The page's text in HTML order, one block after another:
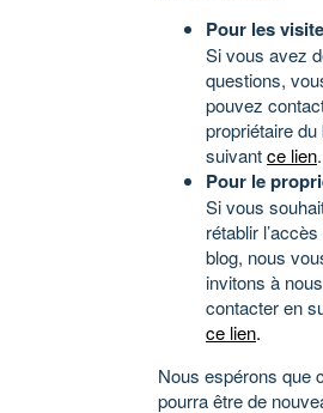
Pour les
Si vous avez
questions,
pouvez
propriétaire du
suivantce lien.
Pour le
Si vous
rétablir
blog, nous
invitons à nous
contacter en
ce lien.
Nous espérons que
pourra être de